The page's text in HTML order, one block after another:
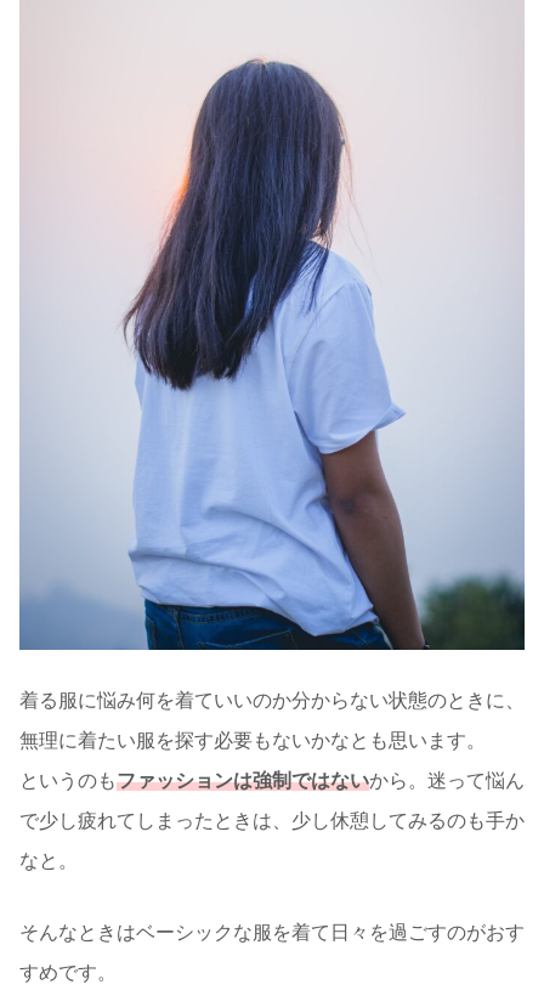
着る服に悩み何を着ていいのか分からない状態のときに、
無理に着たい服を探す必要もないかなとも思います。
というのもファッションは強制ではないから。迷って悩ん
で少し疲れてしまったときは、少し休憩してみるのも手か
なと。
そんなときはベーシックな服を着て日々を過ごすのがおす
すめです。